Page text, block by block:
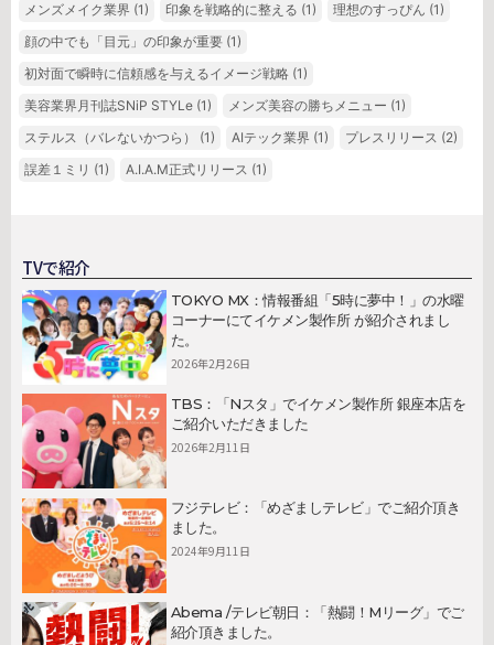
メンズメイク業界 (1) 印象を戦略的に整える (1) 理想のすっぴん (1)
顔の中でも「目元」の印象が重要 (1)
初対面で瞬時に信頼感を与えるイメージ戦略 (1)
美容業界月刊誌SNiP STYLe (1) メンズ美容の勝ちメニュー (1)
ステルス（バレないかつら） (1) AIテック業界 (1) プレスリリース (2)
誤差１ミリ (1) A.I.A.M正式リリース (1)
TVで紹介
TOKYO MX：情報番組「5時に夢中！」の水曜
コーナーにてイケメン製作所 が紹介されまし
た。
2026年2月26日
TBS：「Nスタ」でイケメン製作所 銀座本店を
ご紹介いただきました
2026年2月11日
フジテレビ：「めざましテレビ」でご紹介頂き
ました。
2024年9月11日
Abema /テレビ朝日：「熱闘！Mリーグ」でご
紹介頂きました。